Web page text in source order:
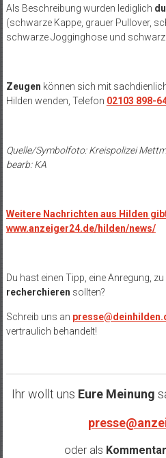
Als Beschreibung wurden lediglich
(schwarze Kappe, grauer Pullover,
schwarze Jogginghose und
Zeugen können sich mit
Hilden wenden, Telefon 02103 898-
Quelle/Symbolfoto: Kreispolizei
bearb: KA
Weitere Nachrichten aus Hilden
www.anzeiger24.de/hilden/news/
Du hast einen Tipp, eine Anregung,
recherchieren sollten?
Schreib uns an
vertraulich behandelt!
Ihr wollt uns Eure Meinung
oder als